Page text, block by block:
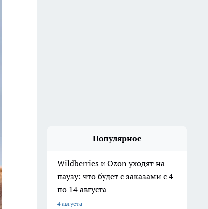
Популярное
Wildberries и Ozon уходят на
паузу: что будет с заказами с 4
по 14 августа
4 августа